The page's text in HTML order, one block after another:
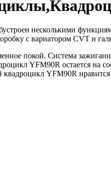
несколькими
с вариатором CVT и
покой. Система
YFM90R остается на
квадроцикл YFM90R